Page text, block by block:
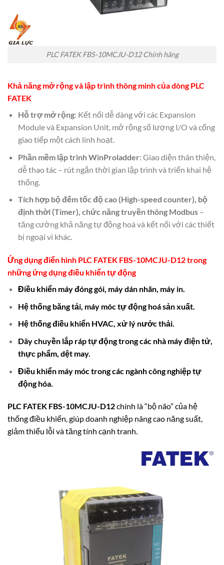
PLC FATEK FBS-10MCJU-D12 Chính hãng
Khả năng mở rộng và lập trình thông minh của dòng PLC
FATEK
Hỗ trợ mở rộng: Kết nối dễ dàng với các Expansion
Module và Expansion Unit, mở rộng số lượng I/O và cổng
giao tiếp một cách linh hoạt.
Phần mềm lập trình WinProladder: Giao diện thân thiện,
dễ thao tác – rút ngắn thời gian lập trình và triển khai hệ
thống.
Tích hợp bộ đếm tốc độ cao (High-speed counter), bộ
định thời (Timer), chức năng truyền thông Modbus–
tăng cường khả năng tự động hoá và kết nối với các thiết
bị ngoại vi khác.
Ứng dụng điển hình PLC FATEK FBS-10MCJU-D12trong
những ứng dụngđiều khiển tự động
Điều khiển máy đóng gói, máy dán nhãn, máy in.
Hệ thống băng tải, máy móc tự động hoá sản xuất.
Hệ thống điều khiển HVAC, xử lý nước thải.
Dây chuyền lắp ráp tự động trong các nhà máy điện tử,
thực phẩm, dệt may.
Điều khiển máy móc trong các ngành công nghiệp tự
động hóa.
PLC FATEK FBS-10MCJU-D12chính là “bộ não” của hệ
thống điều khiển, giúp doanh nghiệp nâng cao năng suất,
giảm thiểu lỗi và tăng tính cạnh tranh.